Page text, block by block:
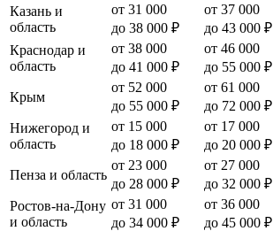
Казань и
область
от 31 000
до 38 000 ₽
от 37 000
до 43 000 ₽
Краснодар и
область
от 38 000
до 41 000 ₽
от 46 000
до 55 000 ₽
Крым
от 52 000
до 55 000 ₽
от 61 000
до 72 000 ₽
Нижегород и
область
от 15 000
до 18 000 ₽
от 17 000
до 20 000 ₽
Пенза и область
от 23 000
до 28 000 ₽
от 27 000
до 32 000 ₽
Ростов-на-Дону
и область
от 31 000
до 34 000 ₽
от 36 000
до 45 000 ₽